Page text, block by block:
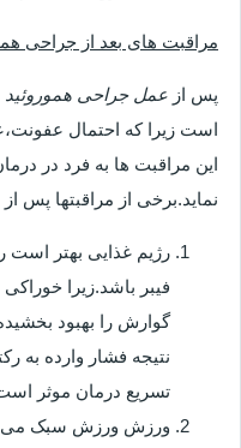
مراقبت های بعد از جراحی
پس از عمل جراحی هموروئید
است زیرا که احتمال
این مراقبت ها به فرد در
نماید.برخی از مراقبتها
رژیم غذایی بهتر است
فیبر باشد.زیرا
گوارش را بهبود
نتیجه فشار وارده به
تسریع درمان موثر
ورزش ورزش سبک می